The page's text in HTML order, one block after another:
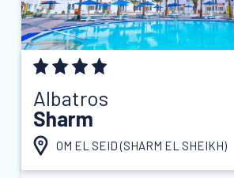
Albatros
Sharm
OM EL SEID (SHARM EL SHEIKH)